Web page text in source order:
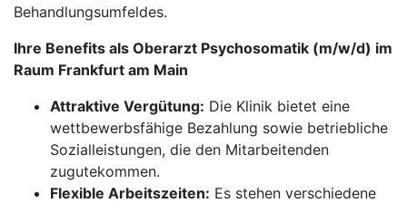
Behandlungsumfeldes.
Ihre Benefits als Oberarzt Psychosomatik (m/w/d) im
Raum Frankfurt am Main
Attraktive Vergütung: Die Klinik bietet eine
wettbewerbsfähige Bezahlung sowie betriebliche
Sozialleistungen, die den Mitarbeitenden
zugutekommen.
Flexible Arbeitszeiten: Es stehen verschiedene